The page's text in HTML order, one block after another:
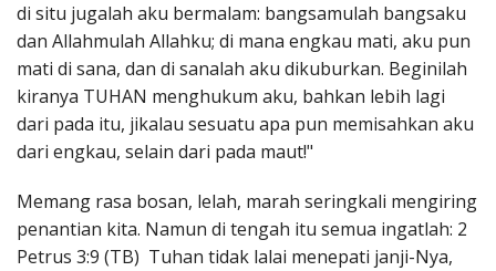
di situ jugalah aku bermalam: bangsamulah bangsaku
dan Allahmulah Allahku; di mana engkau mati, aku pun
mati di sana, dan di sanalah aku dikuburkan. Beginilah
kiranya TUHAN menghukum aku, bahkan lebih lagi
dari pada itu, jikalau sesuatu apa pun memisahkan aku
dari engkau, selain dari pada maut!"
Memang rasa bosan, lelah, marah seringkali mengiring
penantian kita. Namun di tengah itu semua ingatlah: 2
Petrus 3:9 (TB) Tuhan tidak lalai menepati janji-Nya,